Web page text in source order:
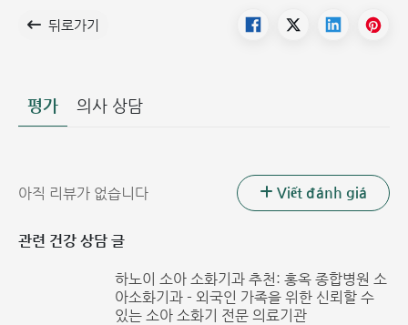
가들의 연구에 따르면, 임산부에게 이러한 상태를 유발하는 원
인은 다음과 같습니다.
임산부 체내의 프로게스테론 호르몬 농도 변화
뒤로가기
평가 의사 상담
아직 리뷰가 없습니다 Viết đánh giá
관련 건강 상담 글
하노이 소아 소화기과 추천: 홍옥 종합병원 소
아소화기과 - 외국인 가족을 위한 신뢰할 수
있는 소아 소화기 전문 의료기관